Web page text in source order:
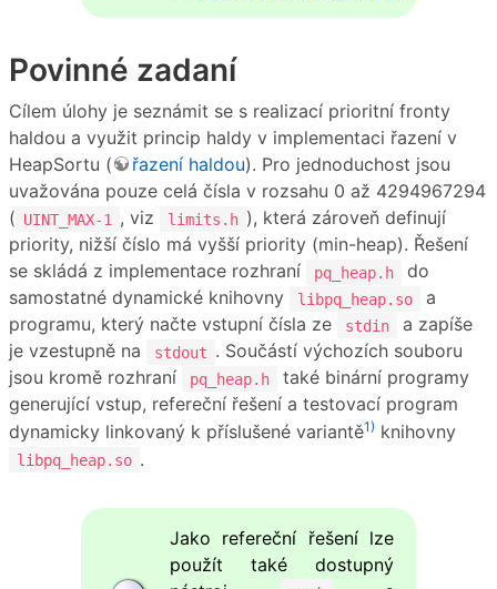
Povinné zadaní
Cílem úlohy je seznámit se s realizací prioritní fronty
haldou a využit princip haldy v implementaci řazení v
HeapSortu (
řazení haldou). Pro jednoduchost jsou
uvažována pouze celá čísla v rozsahu 0 až 4294967294
( UINT_MAX-1 , viz limits.h ), která zároveň definují
priority, nižší číslo má vyšší priority (min-heap). Řešení
se skládá z implementace rozhraní
pq_heap.h
do
samostatné dynamické knihovny
libpq_heap.so
a
programu, který načte vstupní čísla ze
stdin
a zapíše
je vzestupně na
stdout . Součástí výchozích souboru
jsou kromě rozhraní
pq_heap.h
také binární programy
generující vstup, refereční řešení a testovací program
dynamicky linkovaný k příslušené variantě1) knihovny
libpq_heap.so .
Jako refereční řešení lze
použít také dostupný